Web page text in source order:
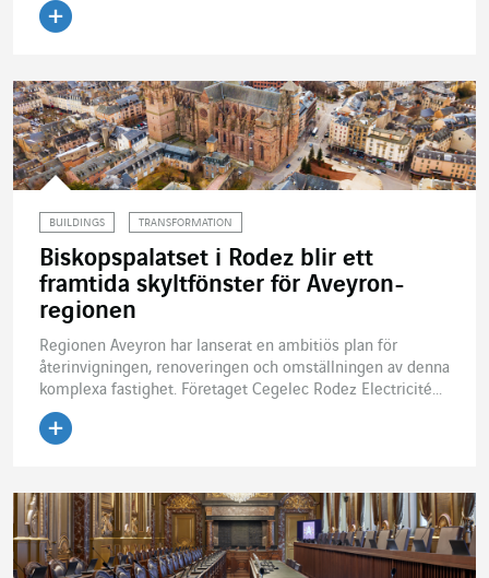
BUILDINGS TRANSFORMATION
Biskopspalatset i Rodez blir ett
framtida skyltfönster för Aveyron-
regionen
Regionen Aveyron har lanserat en ambitiös plan för
återinvigningen, renoveringen och omställningen av denna
komplexa fastighet. Företaget Cegelec Rodez Electricité...